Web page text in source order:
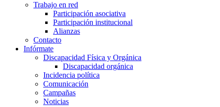
Trabajo en red
Participación asociativa
Participación institucional
Alianzas
Contacto
Infórmate
Discapacidad Física y Orgánica
Discapacidad orgánica
Incidencia política
Comunicación
Campañas
Noticias